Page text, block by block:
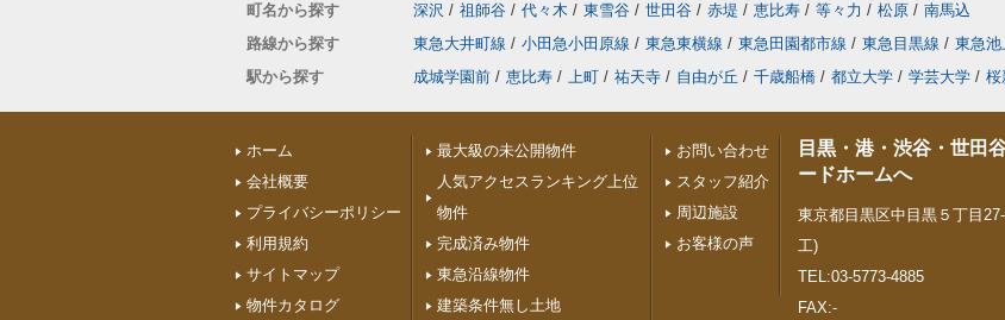
町名から探す
深沢 / 祖師谷 / 代々木 / 東雪谷 / 世田谷 / 赤堤 / 恵比寿 / 等々力 / 松原 / 南馬込
路線から探す
東急大井町線 / 小田急小田原線 / 東急東横線 / 東急田園都市線 / 東急目黒線 / 東急池
駅から探す
成城学園前 / 恵比寿 / 上町 / 祐天寺 / 自由が丘 / 千歳船橋 / 都立大学 / 学芸大学 / 桜
ホーム
会社概要
プライバシーポリシー
利用規約
サイトマップ
物件カタログ
最大級の未公開物件
人気アクセスランキング上位
物件
完成済み物件
東急沿線物件
建築条件無し土地
お問い合わせ
スタッフ紹介
周辺施設
お客様の声
目黒・港・渋谷・世田
ードホームへ
東京都目黒区中目黒５丁目
工)
TEL:03-5773-4885
FAX:-